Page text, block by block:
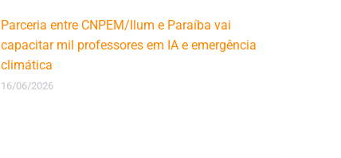
Parceria entre CNPEM/Ilum e Paraíba vai
capacitar mil professores em IA e emergência
climática
16/06/2026